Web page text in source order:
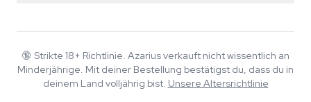
FAQ
Datenschutzrichtlinie
Wiki
Blog
Musik
🔞 Strikte 18+ Richtlinie. Azarius verkauft nicht wissentlich an
Minderjährige. Mit deiner Bestellung bestätigst du, dass du in
deinem Land volljährig bist. Unsere Altersrichtlinie